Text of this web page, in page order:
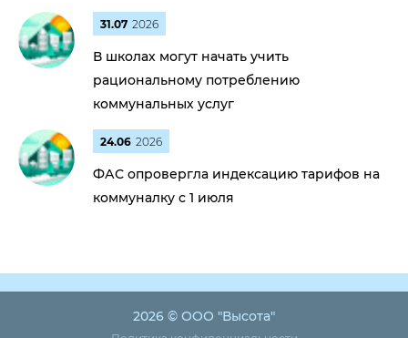
31.07 2026
В школах могут начать учить
рациональному потреблению
коммунальных услуг
24.06 2026
ФАС опровергла индексацию тарифов на
коммуналку с 1 июля
2026 © ООО "Высота"